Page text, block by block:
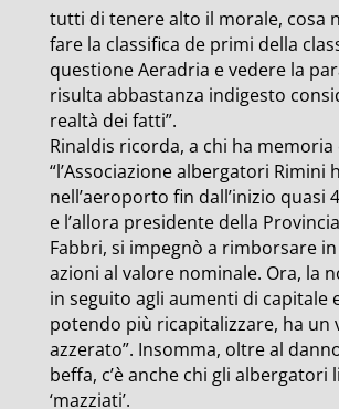
tutti di tenere alto il morale, cosa
fare la classifica de primi della
questione Aeradria e vedere la
risulta abbastanza indigesto
realtà dei fatti”.
Rinaldis ricorda, a chi ha
“l’Associazione albergatori Rimini
nell’aeroporto fin dall’inizio quasi
e l’allora presidente della
Fabbri, si impegnò a rimborsare
azioni al valore nominale. Ora, la
in seguito agli aumenti di capitale
potendo più ricapitalizzare, ha un
azzerato”. Insomma, oltre al
beffa, c’è anche chi gli albergatori
‘mazziati’.